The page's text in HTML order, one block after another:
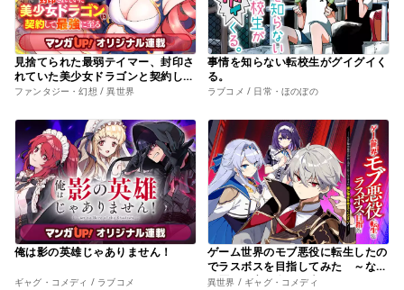
見捨てられた最弱テイマー、封印さ
れていた美少女ドラゴンと契約して
最強に至る
ファンタジー・幻想 / 異世界
事情を知らない転校生がグイグイく
る。
ラブコメ / 日常・ほのぼの
俺は影の英雄じゃありません！
ギャグ・コメディ / ラブコメ
ゲーム世界のモブ悪役に転生したの
でラスボスを目指してみた ～なぜ
か歴代最高の名君と崇められている
異世界 / ギャグ・コメディ